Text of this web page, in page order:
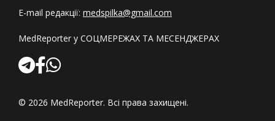
E-mail редакції: medspilka@gmail.com
MedReporter у СОЦМЕРЕЖАХ ТА МЕСЕНДЖЕРАХ
© 2026 MedReporter. Всі права захищені.